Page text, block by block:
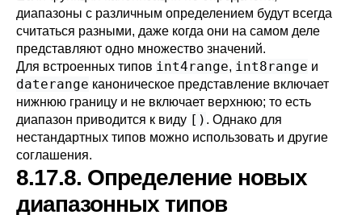
диапазоны с различным определением будут всегда
считаться разными, даже когда они на самом деле
представляют одно множество значений.
Для встроенных типов int4range, int8range и
daterange каноническое представление включает
нижнюю границу и не включает верхнюю; то есть
диапазон приводится к виду [) . Однако для
нестандартных типов можно использовать и другие
соглашения.
8.17.8. Определение новых
диапазонных типов